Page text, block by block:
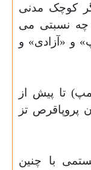
کوچک مدنی
نسبتی می
و «آزادی» و
تا پیش از
پرو‌پاقرص تز
با چنین